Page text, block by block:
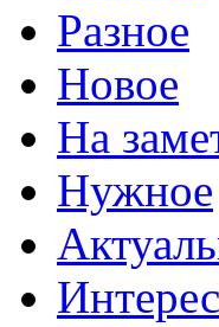
Разное
Новое
На
Нужное